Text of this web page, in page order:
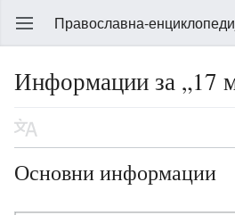
Православна-
Информации за „17
Основни информации